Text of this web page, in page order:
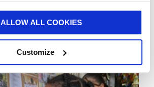
ALLOW ALL COOKIES
Customize
Historias Planeta